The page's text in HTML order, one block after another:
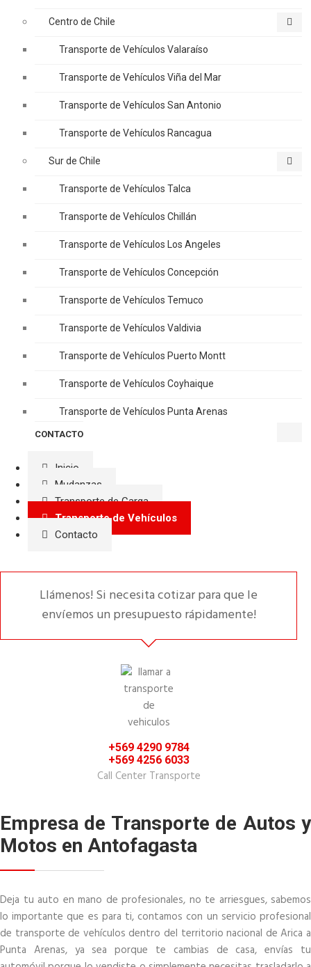
Centro de Chile
Transporte de Vehículos Valaraíso
Transporte de Vehículos Viña del Mar
Transporte de Vehículos San Antonio
Transporte de Vehículos Rancagua
Sur de Chile
Transporte de Vehículos Talca
Transporte de Vehículos Chillán
Transporte de Vehículos Los Angeles
Transporte de Vehículos Concepción
Transporte de Vehículos Temuco
Transporte de Vehículos Valdivia
Transporte de Vehículos Puerto Montt
Transporte de Vehículos Coyhaique
Transporte de Vehículos Punta Arenas
CONTACTO
Inicio
Mudanzas
Transporte de Carga
Transporte de Vehículos
Contacto
Llámenos! Si necesita cotizar para que le
envíemos un presupuesto rápidamente!
+569 4290 9784
+569 4256 6033
Call Center Transporte
Empresa de Transporte de Autos y
Motos en Antofagasta
Deja tu auto en mano de profesionales, no te arriesgues, sabemos
lo importante que es para ti, contamos con un servicio profesional
de transporte de vehículos dentro del territorio nacional de Arica a
Punta Arenas, ya sea porque te cambias de casa, envías tu